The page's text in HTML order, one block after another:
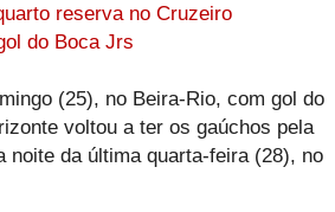
reserva no Cruzeiro
do Boca Jrs
(25), no Beira-Rio, com gol do
voltou a ter os gaúchos pela
noite da última quarta-feira (28), no